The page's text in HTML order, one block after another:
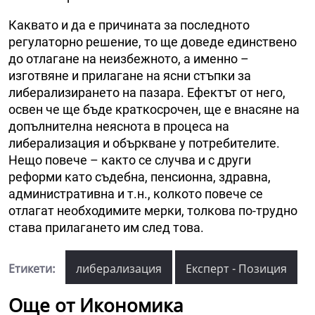
Каквато и да е причината за последното
регулаторно решение, то ще доведе единствено
до отлагане на неизбежното, а именно –
изготвяне и прилагане на ясни стъпки за
либерализирането на пазара. Ефектът от него,
освен че ще бъде краткосрочен, ще е внасяне на
допълнителна неяснота в процеса на
либерализация и объркване у потребителите.
Нещо повече – както се случва и с други
реформи като съдебна, пенсионна, здравна,
административна и т.н., колкото повече се
отлагат необходимите мерки, толкова по-трудно
става прилагането им след това.
Етикети: либерализация Експерт - Позиция
Още от Икономика